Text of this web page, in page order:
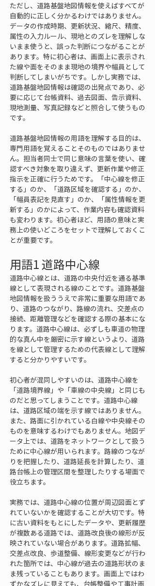
ただし、道路基盤地図情報を使えばすべてが
自動的に正しく分かるわけではありません。
データの作成時期、更新状況、縮尺、精度、
属性の入力ルール、現地とのズレを理解しな
いまま使うと、誤った判断につながることが
あります。特に初心者は、画面上に表示され
た線や面をそのまま現地の境界や幅員として
判断してしまいがちです。しかし実務では、
道路基盤地図情報は確認の出発点であり、必
要に応じて台帳資料、過去図面、告示資料、
現地測量、写真記録などと照合して使うもの
です。
道路基盤地図情報の用語を理解する目的は、
専門用語を覚えることそのものではありませ
ん。担当者同士で同じ意味の言葉を使い、確
認すべき対象を取り違えず、更新作業や修正
指示を正確に行うためです。「中心線を修正
する」のか、「道路区域を確認する」のか、
「幅員表記を見直す」のか、「属性情報を更
新する」のかによって、作業内容も確認資料
も変わります。初心者ほど、用語の意味と実
務上の使いどころをセットで理解しておくこ
とが重要です。
用語1 道路中心線
道路中心線とは、道路の中央付近を通る基準
線として表現される線のことです。道路基盤
地図情報を扱ううえで非常に重要な用語であ
り、道路のつながり、路線の流れ、交差点の
接続、距離管理などを確認する際の基本にな
ります。道路中心線は、必ずしも車道の物理
的な真ん中を厳密に示す線というより、道路
を線として管理するための代表線として理解
すると分かりやすいです。
初心者が混同しやすいのは、道路中心線を
「道路境界線」や「車線の中央線」と同じも
のだと思ってしまうことです。道路中心線
は、道路区域の端を示す線ではありません。
また、路面に引かれている白線や中央線その
ものを意味するわけでもありません。地図デ
ータ上では、道路をネットワークとして扱う
ために中心線が用いられます。路線のつなが
りを把握したり、道路延長を計算したり、道
路台帳上の管理区間を整理したりする場面で
役立ちます。
実務では、道路中心線の位置が周辺図面とず
れていないかを確認することが大切です。特
に古い資料をもとにしたデータや、更新履歴
が複数ある道路では、道路改良後の線形が反
映されていない場合があります。道路拡幅、
交差点改良、歩道整備、線形変更などが行わ
れた箇所では、中心線が過去の道路形状のま
ま残っていることもあります。画面上ではわ
ずかなズレに見えても、台帳整備や工事計画